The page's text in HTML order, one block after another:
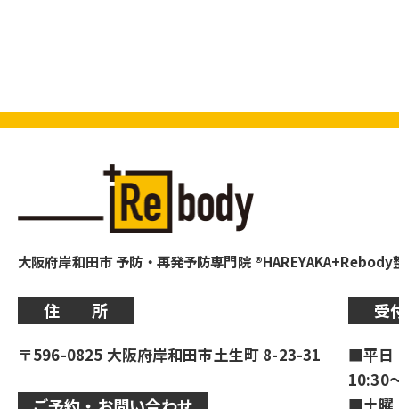
大阪府岸和田市 予防・再発予防専門院 ®HAREYAKA+Rebody
住 所
〒596-0825 大阪府岸和田市土生町 8-23-31
受
■平日
10:30
■土曜